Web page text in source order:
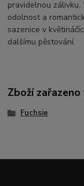
pravidelnou zálivku.
odolnost a
sazenice v
dalšímu pěstování.
Zboží
Fuchsie